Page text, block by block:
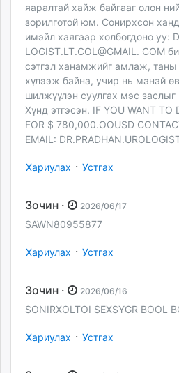
яаралтай хайж байгааг олон
зорилготой юм. Сонирхсон
имэйл хаягаар холбогдоно уу:
LOGIST.LT.COL@GMAIL. COM
сэтгэл ханамжийг амлаж,
хүлээж байна, учир нь манай
шилжүүлэн суулгах мэс
Хүнд этгэсэн. IF YOU WANT TO
FOR $ 780,000.OOUSD
EMAIL:
Хариулах · Устгах
Зочин · 2026/06/17
SAWN80955877
Хариулах · Устгах
Зочин · 2026/06/16
SONIRXOLTOI SEXSYGR BOOL
Хариулах · Устгах